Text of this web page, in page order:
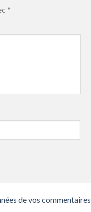
*
de vos commentaires